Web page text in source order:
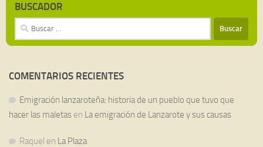
BUSCADOR
Buscar:
COMENTARIOS RECIENTES
Emigración lanzaroteña: historia de un pueblo que tuvo que
hacer las maletas en La emigración de Lanzarote y sus causas
Raquel en La Plaza